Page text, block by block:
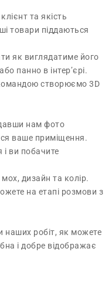
та якість
товари піддаються
як виглядатиме його
панно в інтер’єрі.
створюємо 3D
нам фото
ваше приміщення.
ви побачите
дизайн та колір.
на етапі розмови з
робіт, як можете
і добре відображає